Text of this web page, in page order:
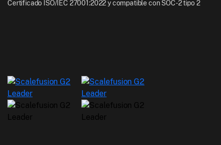
Certificado ISO/IEC 27001:2022 y compatible con SOC-2 tipo 2